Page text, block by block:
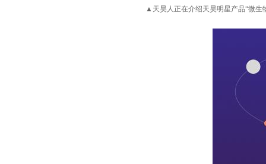
▲ 天昊人正在介绍天昊明星产品“微生